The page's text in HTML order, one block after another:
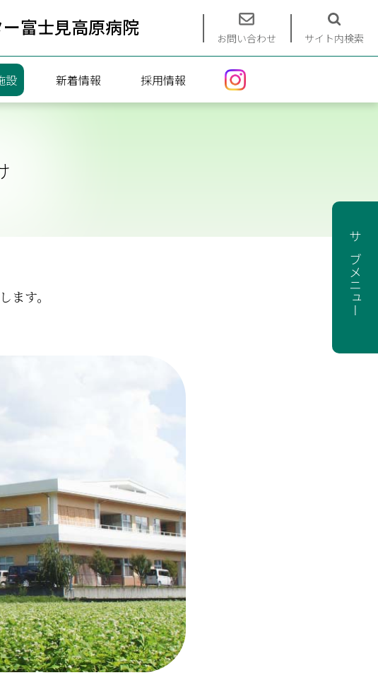
富士見高原病院 お問い合わせ サイト内検索
設 新着情報 採用情報
サブメニュー
ます。